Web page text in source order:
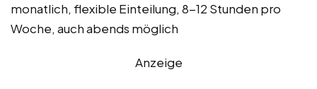
monatlich, flexible Einteilung, 8-12 Stunden pro
Woche, auch abends möglich
Anzeige